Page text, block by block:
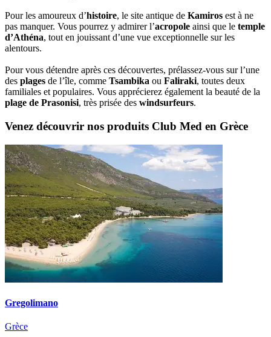
Pour les amoureux d’histoire, le site antique de Kamiros est à ne
pas manquer. Vous pourrez y admirer l’acropole ainsi que le temple
d’Athéna, tout en jouissant d’une vue exceptionnelle sur les
alentours.
Pour vous détendre après ces découvertes, prélassez-vous sur l’une
des plages de l’île, comme Tsambika ou Faliraki, toutes deux
familiales et populaires. Vous apprécierez également la beauté de la
plage de Prasonisi, très prisée des windsurfeurs.
Venez découvrir nos produits Club Med en Grèce
Gregolimano
Grèce